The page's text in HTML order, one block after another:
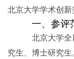
北京大学学术创新
一、参评
北京大学
究生、博士研究生